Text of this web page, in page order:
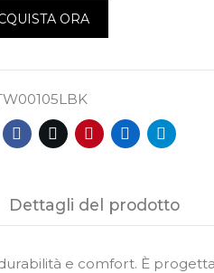
ORA
Dettagli del prodotto
e comfort. È